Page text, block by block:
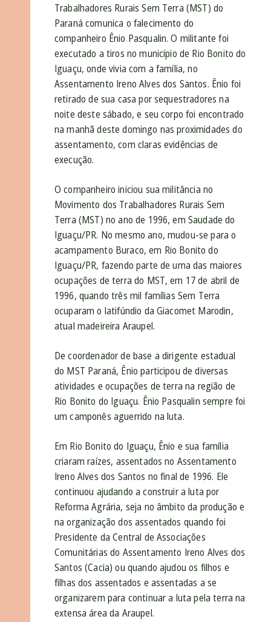
Trabalhadores Rurais Sem Terra (MST) do
Paraná comunica o falecimento do
companheiro Ênio Pasqualin. O militante foi
executado a tiros no município de Rio Bonito do
Iguaçu, onde vivia com a família, no
Assentamento Ireno Alves dos Santos. Ênio foi
retirado de sua casa por sequestradores na
noite deste sábado, e seu corpo foi encontrado
na manhã deste domingo nas proximidades do
assentamento, com claras evidências de
execução.
O companheiro iniciou sua militância no
Movimento dos Trabalhadores Rurais Sem
Terra (MST) no ano de 1996, em Saudade do
Iguaçu/PR. No mesmo ano, mudou-se para o
acampamento Buraco, em Rio Bonito do
Iguaçu/PR, fazendo parte de uma das maiores
ocupações de terra do MST, em 17 de abril de
1996, quando três mil famílias Sem Terra
ocuparam o latifúndio da Giacomet Marodin,
atual madeireira Araupel.
De coordenador de base a dirigente estadual
do MST Paraná, Ênio participou de diversas
atividades e ocupações de terra na região de
Rio Bonito do Iguaçu. Ênio Pasqualin sempre foi
um camponês aguerrido na luta.
Em Rio Bonito do Iguaçu, Ênio e sua família
criaram raízes, assentados no Assentamento
Ireno Alves dos Santos no final de 1996. Ele
continuou ajudando a construir a luta por
Reforma Agrária, seja no âmbito da produção e
na organização dos assentados quando foi
Presidente da Central de Associações
Comunitárias do Assentamento Ireno Alves dos
Santos (Cacia) ou quando ajudou os filhos e
filhas dos assentados e assentadas a se
organizarem para continuar a luta pela terra na
extensa área da Araupel.